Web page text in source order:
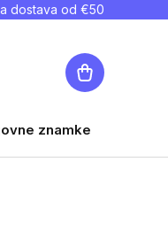
dostava od €50
Košarica
znamke